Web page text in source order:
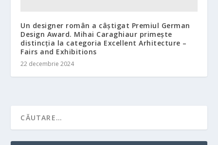
Un designer român a câștigat Premiul German
Design Award. Mihai Caraghiaur primește
distincția la categoria Excellent Arhitecture –
Fairs and Exhibitions
22 decembrie 2024